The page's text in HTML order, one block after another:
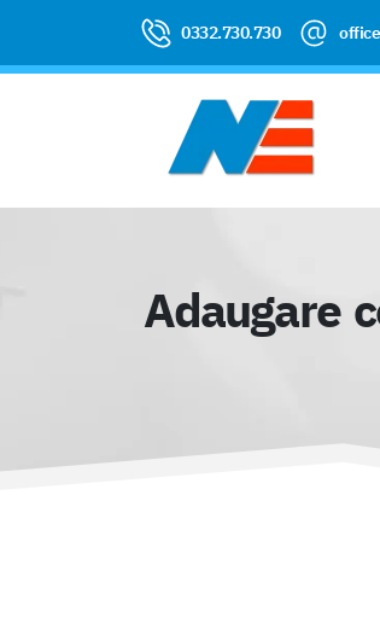
0332.730.730
Adaugare